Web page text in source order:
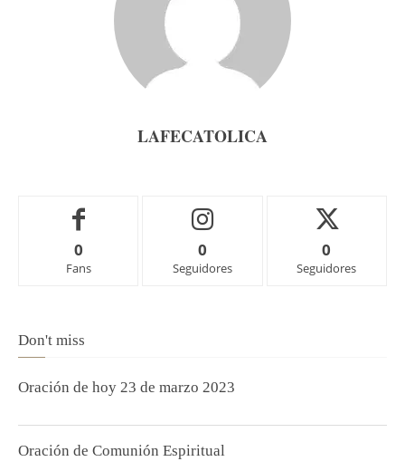
LAFECATOLICA
0
Fans
0
Seguidores
0
Seguidores
Don't miss
Oración de hoy 23 de marzo 2023
Oración de Comunión Espiritual